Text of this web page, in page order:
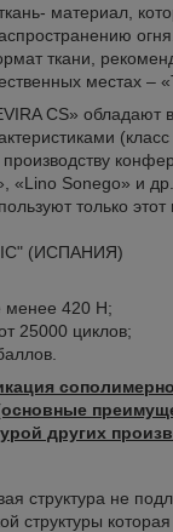
материал,
ткани,
местах –
CS» обладают
«Lino Sonego» и
только
(ИСПАНИЯ)
менее 420 Н;
25000 циклов;
других
структура не
структуры